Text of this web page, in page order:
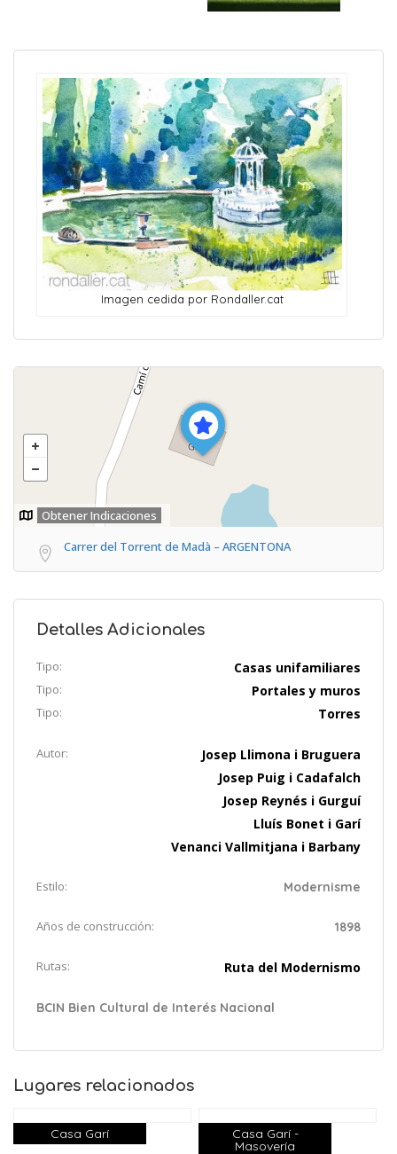
Imagen cedida por Rondaller.cat
Obtener Indicaciones
Carrer del Torrent de Madà – ARGENTONA
Detalles Adicionales
Tipo: Casas unifamiliares
Tipo: Portales y muros
Tipo: Torres
Autor:
Josep Llimona i Bruguera
Josep Puig i Cadafalch
Josep Reynés i Gurguí
Lluís Bonet i Garí
Venanci Vallmitjana i Barbany
Estilo: Modernisme
Años de construcción: 1898
Rutas: Ruta del Modernismo
BCIN Bien Cultural de Interés Nacional
Lugares relacionados
Casa Garí Casa Garí -
Masovería